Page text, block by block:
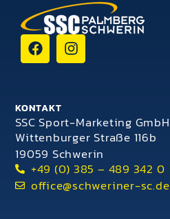
KONTAKT
SSC Sport-Marketing GmbH
Wittenburger Straße 116b
19059 Schwerin
+49 (0) 385 – 489 342 0
office@schweriner-sc.de